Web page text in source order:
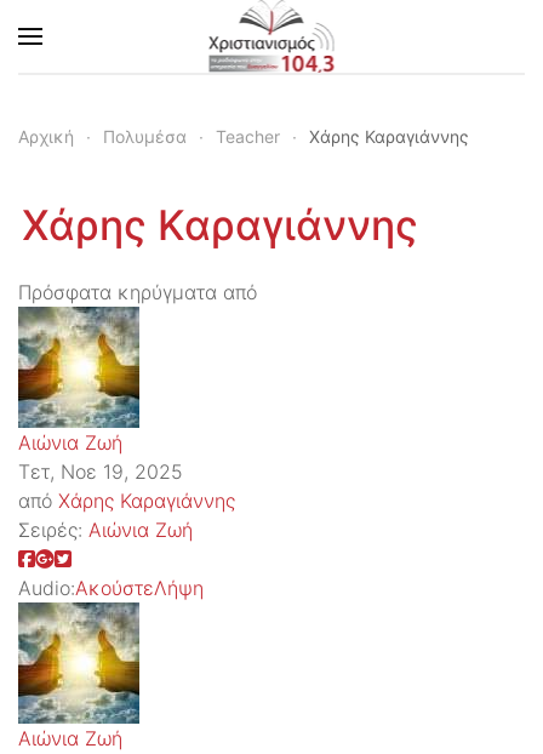
Skip to main content
Αρχική Πολυμέσα Teacher Χάρης Καραγιάννης
Χάρης Καραγιάννης
Πρόσφατα κηρύγματα από
Αιώνια Ζωή
Τετ, Νοε 19, 2025
από Χάρης Καραγιάννης
Σειρές: Αιώνια Ζωή
Audio:ΑκούστεΛήψη
Αιώνια Ζωή